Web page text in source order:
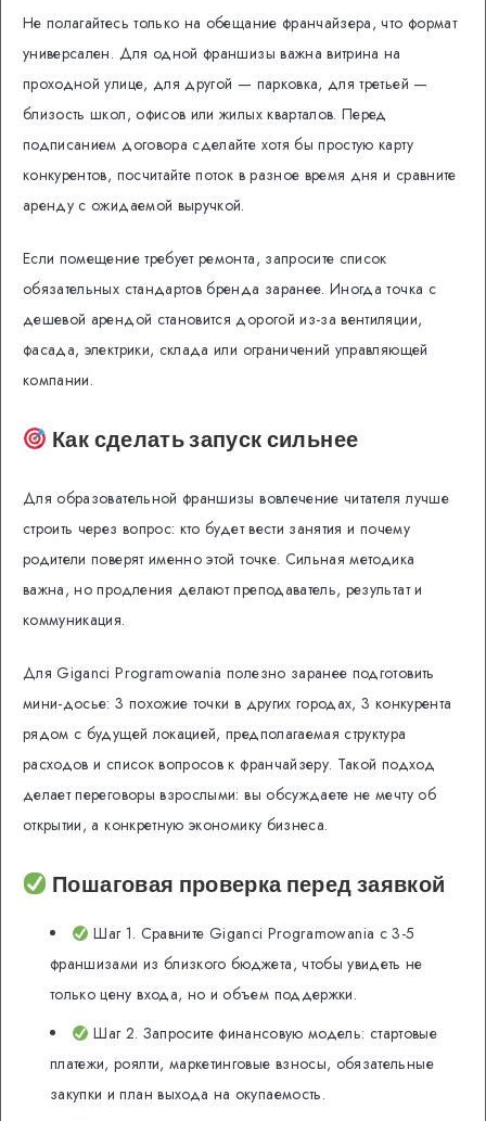
Не полагайтесь только на обещание франчайзера, что формат
универсален. Для одной франшизы важна витрина на
проходной улице, для другой — парковка, для третьей —
близость школ, офисов или жилых кварталов. Перед
подписанием договора сделайте хотя бы простую карту
конкурентов, посчитайте поток в разное время дня и сравните
аренду с ожидаемой выручкой.
Если помещение требует ремонта, запросите список
обязательных стандартов бренда заранее. Иногда точка с
дешевой арендой становится дорогой из-за вентиляции,
фасада, электрики, склада или ограничений управляющей
компании.
Как сделать запуск сильнее
Для образовательной франшизы вовлечение читателя лучше
строить через вопрос: кто будет вести занятия и почему
родители поверят именно этой точке. Сильная методика
важна, но продления делают преподаватель, результат и
коммуникация.
Для Giganci Programowania полезно заранее подготовить
мини-досье: 3 похожие точки в других городах, 3 конкурента
рядом с будущей локацией, предполагаемая структура
расходов и список вопросов к франчайзеру. Такой подход
делает переговоры взрослыми: вы обсуждаете не мечту об
открытии, а конкретную экономику бизнеса.
Пошаговая проверка перед заявкой
Шаг 1. Сравните Giganci Programowania с 3-5
франшизами из близкого бюджета, чтобы увидеть не
только цену входа, но и объем поддержки.
Шаг 2. Запросите финансовую модель: стартовые
платежи, роялти, маркетинговые взносы, обязательные
закупки и план выхода на окупаемость.